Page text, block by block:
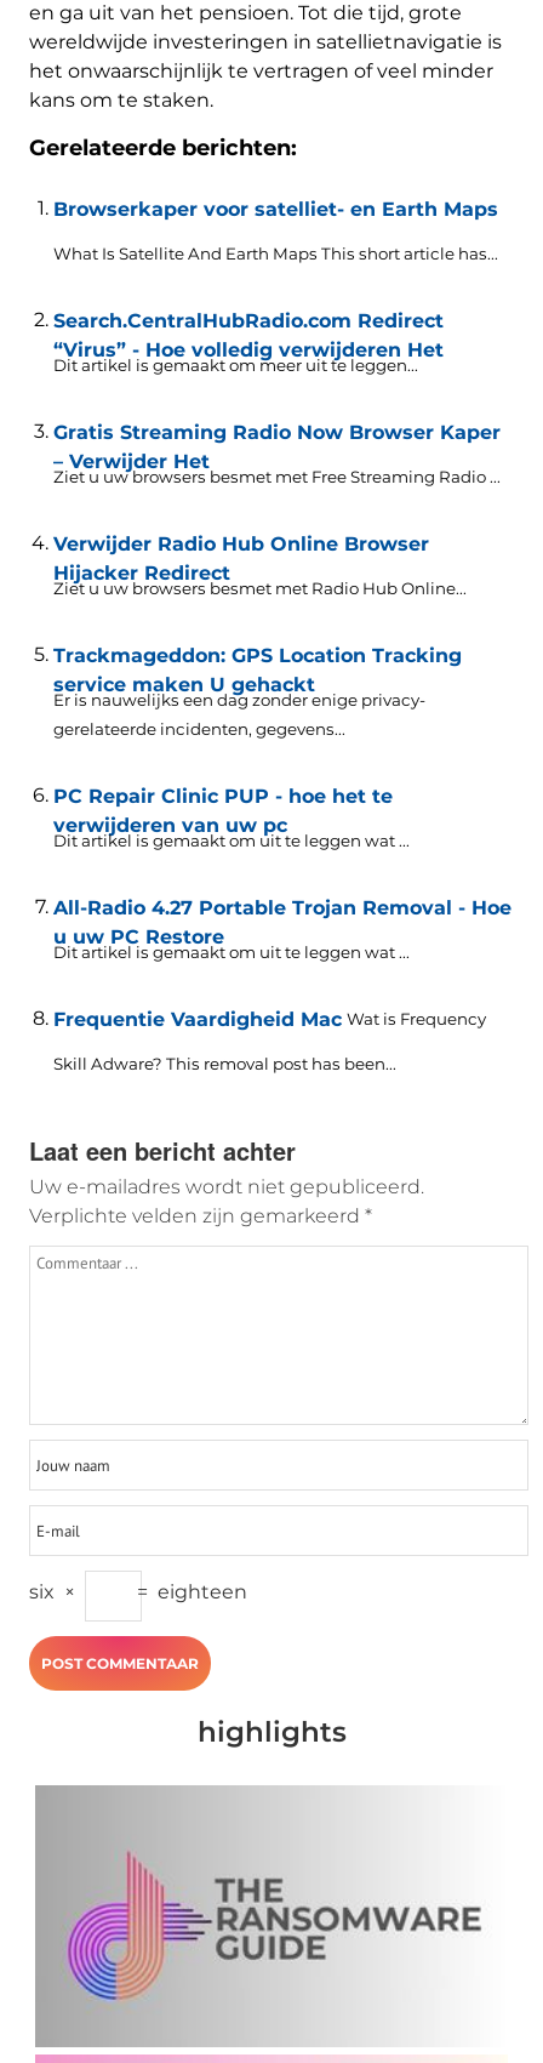
en ga uit van het pensioen. Tot die tijd, grote
wereldwijde investeringen in satellietnavigatie is
het onwaarschijnlijk te vertragen of veel minder
kans om te staken.
Gerelateerde berichten:
Browserkaper voor satelliet- en Earth Maps
What Is Satellite And Earth Maps This short article has...
Search.CentralHubRadio.com Redirect
“Virus” - Hoe volledig verwijderen Het
Dit artikel is gemaakt om meer uit te leggen...
Gratis Streaming Radio Now Browser Kaper
– Verwijder Het
Ziet u uw browsers besmet met Free Streaming Radio ...
Verwijder Radio Hub Online Browser
Hijacker Redirect
Ziet u uw browsers besmet met Radio Hub Online...
Trackmageddon: GPS Location Tracking
service maken U gehackt
Er is nauwelijks een dag zonder enige privacy-
gerelateerde incidenten, gegevens...
PC Repair Clinic PUP - hoe het te
verwijderen van uw pc
Dit artikel is gemaakt om uit te leggen wat ...
All-Radio 4.27 Portable Trojan Removal - Hoe
u uw PC Restore
Dit artikel is gemaakt om uit te leggen wat ...
Frequentie Vaardigheid Mac Wat is Frequency
Skill Adware? This removal post has been...
Laat een bericht achter
Uw e-mailadres wordt niet gepubliceerd.
Verplichte velden zijn gemarkeerd *
six × = eighteen
highlights